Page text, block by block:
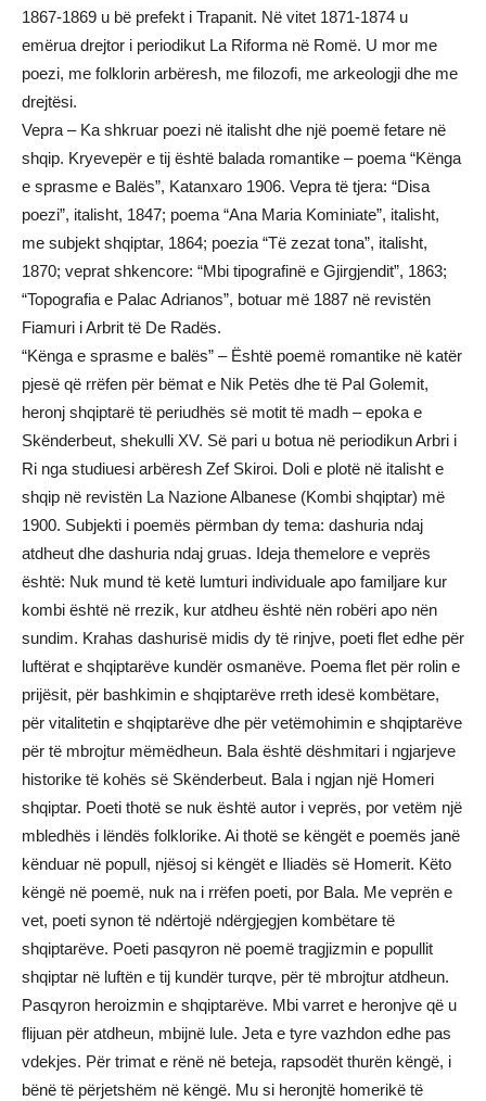
1867-1869 u bë prefekt i Trapanit. Në vitet 1871-1874 u
emërua drejtor i periodikut La Riforma në Romë. U mor me
poezi, me folklorin arbëresh, me filozofi, me arkeologji dhe me
drejtësi.
Vepra – Ka shkruar poezi në italisht dhe një poemë fetare në
shqip. Kryevepër e tij është balada romantike – poema “Kënga
e sprasme e Balës”, Katanxaro 1906. Vepra të tjera: “Disa
poezi”, italisht, 1847; poema “Ana Maria Kominiate”, italisht,
me subjekt shqiptar, 1864; poezia “Të zezat tona”, italisht,
1870; veprat shkencore: “Mbi tipografinë e Gjirgjendit”, 1863;
“Topografia e Palac Adrianos”, botuar më 1887 në revistën
Fiamuri i Arbrit të De Radës.
“Kënga e sprasme e balës” – Është poemë romantike në katër
pjesë që rrëfen për bëmat e Nik Petës dhe të Pal Golemit,
heronj shqiptarë të periudhës së motit të madh – epoka e
Skënderbeut, shekulli XV. Së pari u botua në periodikun Arbri i
Ri nga studiuesi arbëresh Zef Skiroi. Doli e plotë në italisht e
shqip në revistën La Nazione Albanese (Kombi shqiptar) më
1900. Subjekti i poemës përmban dy tema: dashuria ndaj
atdheut dhe dashuria ndaj gruas. Ideja themelore e veprës
është: Nuk mund të ketë lumturi individuale apo familjare kur
kombi është në rrezik, kur atdheu është nën robëri apo nën
sundim. Krahas dashurisë midis dy të rinjve, poeti flet edhe për
luftërat e shqiptarëve kundër osmanëve. Poema flet për rolin e
prijësit, për bashkimin e shqiptarëve rreth idesë kombëtare,
për vitalitetin e shqiptarëve dhe për vetëmohimin e shqiptarëve
për të mbrojtur mëmëdheun. Bala është dëshmitari i ngjarjeve
historike të kohës së Skënderbeut. Bala i ngjan një Homeri
shqiptar. Poeti thotë se nuk është autor i veprës, por vetëm një
mbledhës i lëndës folklorike. Ai thotë se këngët e poemës janë
kënduar në popull, njësoj si këngët e Iliadës së Homerit. Këto
këngë në poemë, nuk na i rrëfen poeti, por Bala. Me veprën e
vet, poeti synon të ndërtojë ndërgjegjen kombëtare të
shqiptarëve. Poeti pasqyron në poemë tragjizmin e popullit
shqiptar në luftën e tij kundër turqve, për të mbrojtur atdheun.
Pasqyron heroizmin e shqiptarëve. Mbi varret e heronjve që u
flijuan për atdheun, mbijnë lule. Jeta e tyre vazhdon edhe pas
vdekjes. Për trimat e rënë në beteja, rapsodët thurën këngë, i
bënë të përjetshëm në këngë. Mu si heronjtë homerikë të